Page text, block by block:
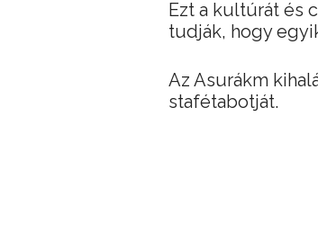
Ezt a kultúrát és
tudják, hogy
Az Asurákm
stafétabotját.